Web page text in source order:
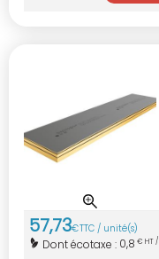
57,73€TTC / unité(s)
Dont écotaxe : 0,8 € HT